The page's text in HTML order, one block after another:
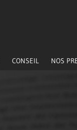
CONSEIL NOS